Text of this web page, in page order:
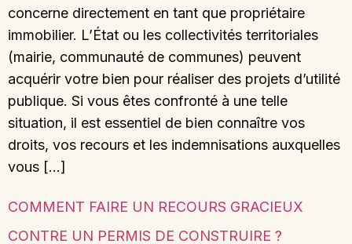
concerne directement en tant que propriétaire
immobilier. L’État ou les collectivités territoriales
(mairie, communauté de communes) peuvent
acquérir votre bien pour réaliser des projets d’utilité
publique. Si vous êtes confronté à une telle
situation, il est essentiel de bien connaître vos
droits, vos recours et les indemnisations auxquelles
vous […]
COMMENT FAIRE UN RECOURS GRACIEUX
CONTRE UN PERMIS DE CONSTRUIRE ?